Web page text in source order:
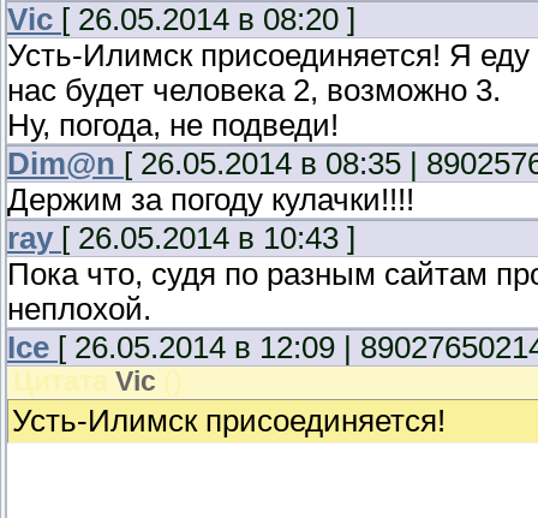
Vic [ 26.05.2014 в 08:20 ]
Усть-Илимск присоединяется! Я еду
нас будет человека 2, возможно 3.
Ну, погода, не подведи!
Dim@n [ 26.05.2014 в 08:35 |
Держим за погоду кулачки!!!!
ray [ 26.05.2014 в 10:43 ]
Пока что, судя по разным сайтам
неплохой.
Ice [ 26.05.2014 в 12:09 |
Цитата Vic ()
Усть-Илимск присоединяется!